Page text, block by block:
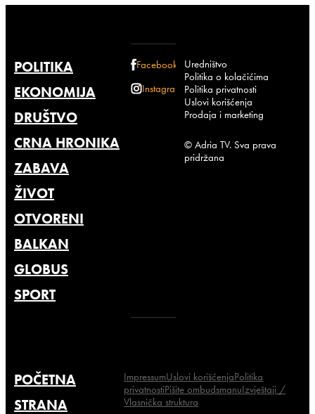
POLITIKA
EKONOMIJA
DRUŠTVO
CRNA HRONIKA
ZABAVA
ŽIVOT
OTVORENI
BALKAN
GLOBUS
SPORT
Facebook
Instagram
Uredništvo
Politika o kolačićima
Politika privatnosti
Uslovi korišćenja
Prodaja i marketing
© Adria TV. Sva prava
pridržana
POČETNA
STRANA
ImpressumUslovi korišćenjaPolitika
privatnostiPišite ombudsmanuIzvještaji /
Vlasnička struktura